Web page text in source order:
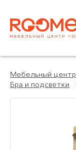
Мебельный центр
Бра и подсветки